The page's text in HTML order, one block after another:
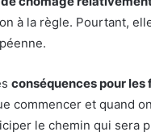
à la règle. Pourtant,
conséquences pour
commencer et quand
le chemin qui sera